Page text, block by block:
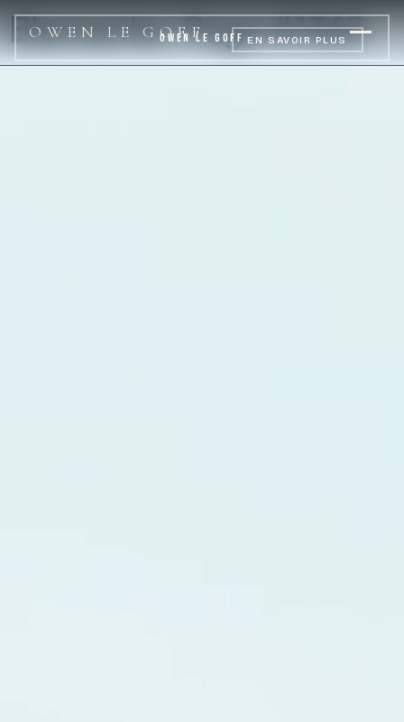
OWEN LE GOFF
Elementor Page #1363
OWEN LE GOFF EN SAVOIR PLUS